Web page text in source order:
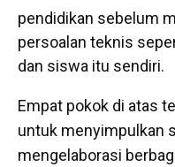
pendidikan sebelum
persoalan teknis
dan siswa itu sendiri.
Empat pokok di atas
untuk menyimpulkan
mengelaborasi